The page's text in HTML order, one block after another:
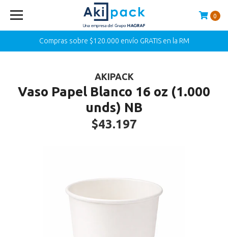
Compras sobre $120.000 envío GRATIS en la RM
0
AKIPACK
Vaso Papel Blanco 16 oz (1.000
unds) NB
$43.197